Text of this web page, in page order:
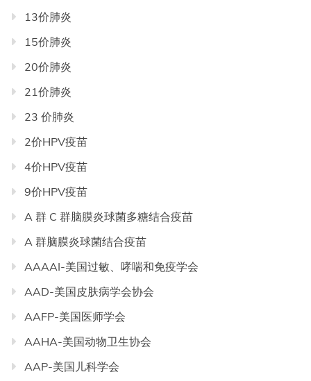
导
航
13价肺炎
15价肺炎
20价肺炎
21价肺炎
23 价肺炎
2价HPV疫苗
4价HPV疫苗
9价HPV疫苗
A 群 C 群脑膜炎球菌多糖结合疫苗
A 群脑膜炎球菌结合疫苗
AAAAI-美国过敏、哮喘和免疫学会
AAD-美国皮肤病学会协会
AAFP-美国医师学会
AAHA-美国动物卫生协会
AAP-美国儿科学会